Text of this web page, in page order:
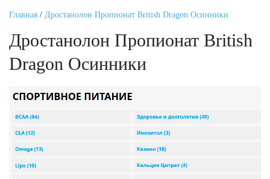
Главная / Дростанолон Пропионат British Dragon Осинники
Дростанолон Пропионат British
Dragon Осинники